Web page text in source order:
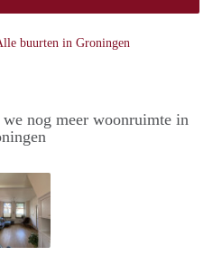
buurten in Groningen
we nog meer woonruimte in